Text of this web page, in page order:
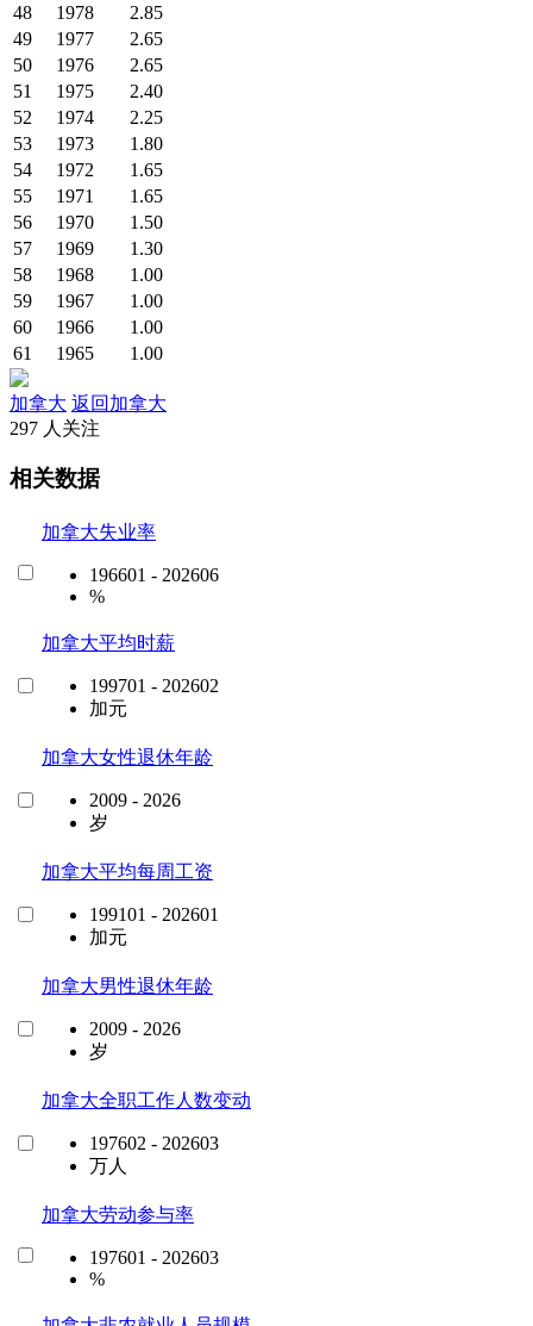
48
1978
2.85
49
1977
2.65
50
1976
2.65
51
1975
2.40
52
1974
2.25
53
1973
1.80
54
1972
1.65
55
1971
1.65
56
1970
1.50
57
1969
1.30
58
1968
1.00
59
1967
1.00
60
1966
1.00
61
1965 1.00
加拿大 返回加拿大
297 人关注
相关数据
加拿大失业率
196601 - 202606
%
加拿大平均时薪
199701 - 202602
加元
加拿大女性退休年龄
2009 - 2026
岁
加拿大平均每周工资
199101 - 202601
加元
加拿大男性退休年龄
2009 - 2026
岁
加拿大全职工作人数变动
197602 - 202603
万人
加拿大劳动参与率
197601 - 202603
%